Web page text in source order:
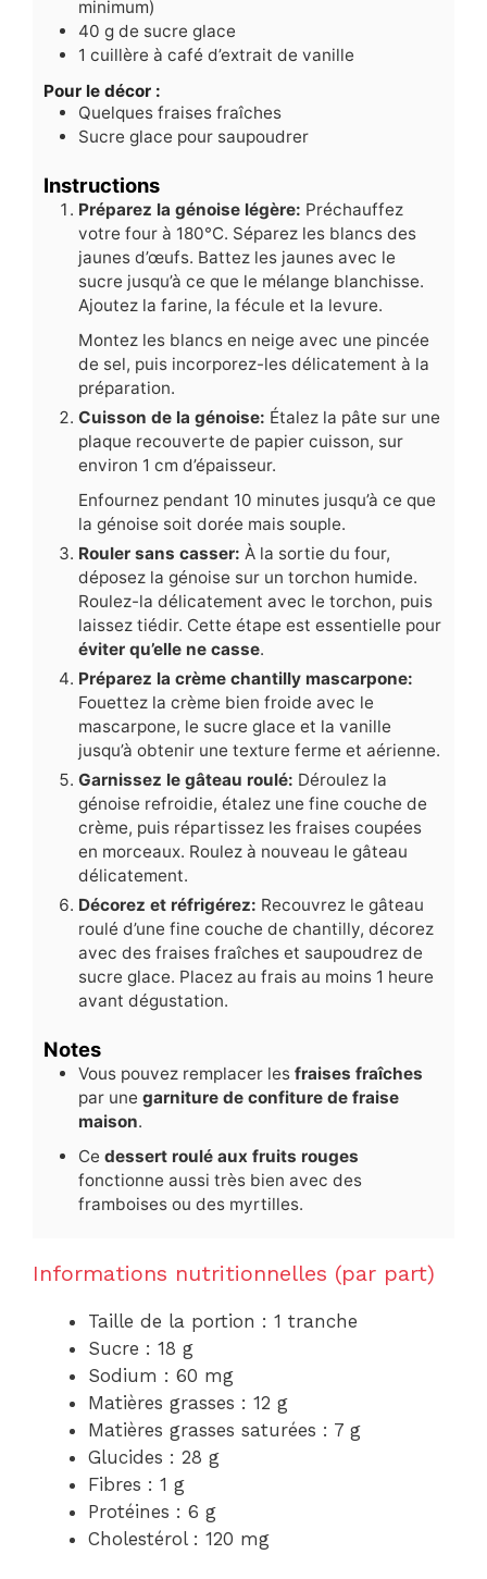
minimum)
40 g de sucre glace
1 cuillère à café d’extrait de vanille
Pour le décor :
Quelques fraises fraîches
Sucre glace pour saupoudrer
Instructions
Préparez la génoise légère: Préchauffez
votre four à 180°C. Séparez les blancs des
jaunes d’œufs. Battez les jaunes avec le
sucre jusqu’à ce que le mélange blanchisse.
Ajoutez la farine, la fécule et la levure.
Montez les blancs en neige avec une pincée
de sel, puis incorporez-les délicatement à la
préparation.
Cuisson de la génoise: Étalez la pâte sur une
plaque recouverte de papier cuisson, sur
environ 1 cm d’épaisseur.
Enfournez pendant 10 minutes jusqu’à ce que
la génoise soit dorée mais souple.
Rouler sans casser: À la sortie du four,
déposez la génoise sur un torchon humide.
Roulez-la délicatement avec le torchon, puis
laissez tiédir. Cette étape est essentielle pour
éviter qu’elle ne casse.
Préparez la crème chantilly mascarpone:
Fouettez la crème bien froide avec le
mascarpone, le sucre glace et la vanille
jusqu’à obtenir une texture ferme et aérienne.
Garnissez le gâteau roulé: Déroulez la
génoise refroidie, étalez une fine couche de
crème, puis répartissez les fraises coupées
en morceaux. Roulez à nouveau le gâteau
délicatement.
Décorez et réfrigérez: Recouvrez le gâteau
roulé d’une fine couche de chantilly, décorez
avec des fraises fraîches et saupoudrez de
sucre glace. Placez au frais au moins 1 heure
avant dégustation.
Notes
Vous pouvez remplacer les fraises fraîches
par une garniture de confiture de fraise
maison.
Ce dessert roulé aux fruits rouges
fonctionne aussi très bien avec des
framboises ou des myrtilles.
Informations nutritionnelles (par part)
Taille de la portion : 1 tranche
Sucre : 18 g
Sodium : 60 mg
Matières grasses : 12 g
Matières grasses saturées : 7 g
Glucides : 28 g
Fibres : 1 g
Protéines : 6 g
Cholestérol : 120 mg